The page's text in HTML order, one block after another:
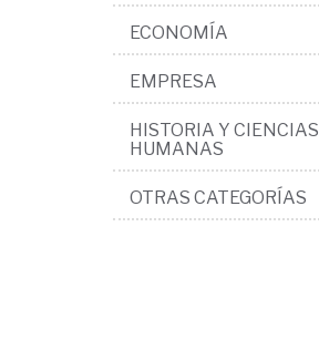
ECONOMÍA
EMPRESA
HISTORIA Y CIENCIAS
HUMANAS
OTRAS CATEGORÍAS